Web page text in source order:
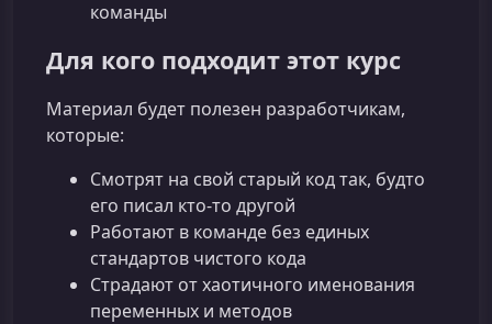
команды
Для кого подходит этот курс
Материал будет полезен разработчикам,
которые:
Смотрят на свой старый код так, будто
его писал кто-то другой
Работают в команде без единых
стандартов чистого кода
Страдают от хаотичного именования
переменных и методов